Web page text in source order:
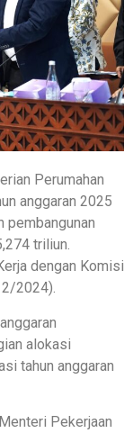
Perumahan
anggaran 2025
pembangunan
triliun.
dengan Komisi
2024).
alokasi
tahun anggaran
Pekerjaan